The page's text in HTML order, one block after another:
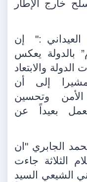
خارج الإطار
العيداني :"
إن
بالدولة يعكس
والابتعاد
إلى أن
الأمن وتحسين
بعيداً عن
الجابري "ان
الثلاثة جاءت
الشيعي السيد